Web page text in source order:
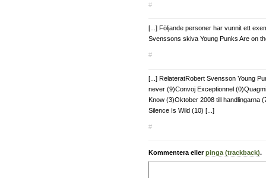
#
[...] Följande personer har vunnit ett
Svenssons skiva Young Punks Are on
#
[...] RelateratRobert Svensson Young
never (9)Convoj Exceptionnel
Know (3)Oktober 2008 till handlingarna
Silence Is Wild (10) [...]
#
Kommentera ellerpinga (trackback).